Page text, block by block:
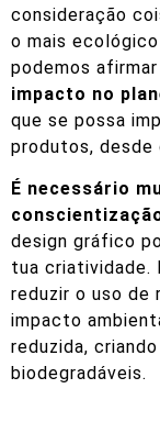
consideração
o mais
podemos
impacto no
que se possa
produtos, desde
É necessário
design gráfico
tua
reduzir o uso de
impacto
reduzida,
biodegradáveis.